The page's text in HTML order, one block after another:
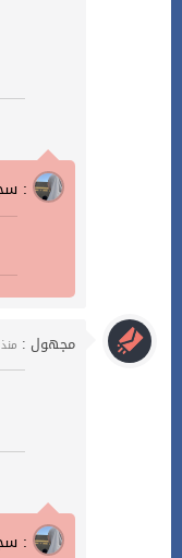
سجاية :
مجهول : منذ 3 سنوات
سجاية :